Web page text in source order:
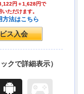
円＋1,628円で
ただけます。
方法はこちら
クで詳細表示）